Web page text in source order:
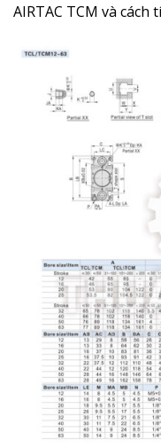
AIRTAC TCM và